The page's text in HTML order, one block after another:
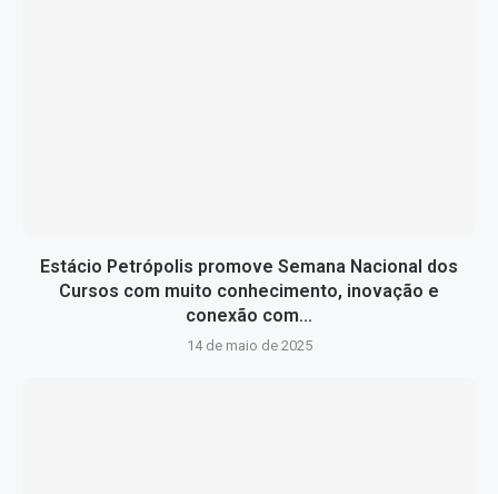
Estácio Petrópolis promove Semana Nacional dos
Cursos com muito conhecimento, inovação e
conexão com...
14 de maio de 2025